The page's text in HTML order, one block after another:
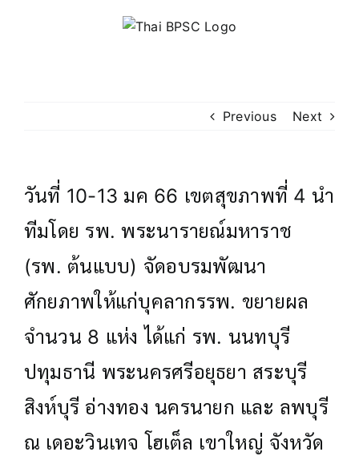
Previous Next
วันที่ 10-13 มค 66 เขตสุขภาพที่ 4 นำ
ทีมโดย รพ. พระนารายณ์มหาราช
(รพ. ต้นแบบ) จัดอบรมพัฒนา
ศักยภาพให้แก่บุคลากรรพ. ขยายผล
จำนวน 8 แห่ง ได้แก่ รพ. นนทบุรี
ปทุมธานี พระนครศรีอยุธยา สระบุรี
สิงห์บุรี อ่างทอง นครนายก และ ลพบุรี
ณ เดอะวินเทจ โฮเต็ล เขาใหญ่ จังหวัด